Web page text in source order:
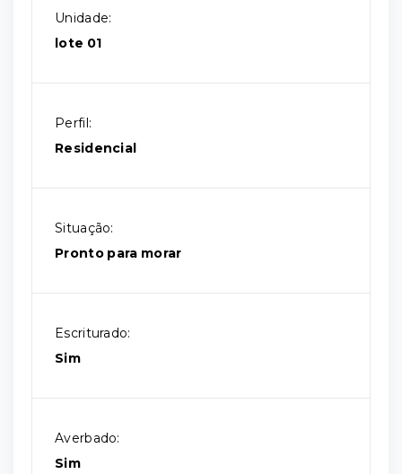
Unidade:
lote 01
Perfil:
Residencial
Situação:
Pronto para morar
Escriturado:
Sim
Averbado:
Sim